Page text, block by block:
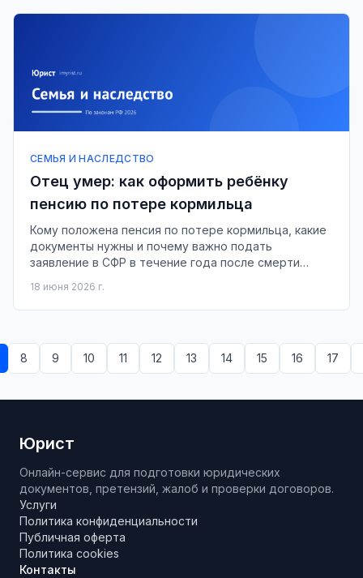
СЕМЬЯ И НАСЛЕДСТВО
Отец умер: как оформить ребёнку
пенсию по потере кормильца
Кому положена пенсия по потере кормильца, какие
документы нужны и почему важно подать
заявление в СФР в течение года после смерти
18 июня 2026 г.
8 9 10 11 12 13 14 15 16 17
Юрист
Онлайн-сервис для подготовки юридических
документов, претензий, жалоб и проверки договоров.
Услуги
Политика конфиденциальности
Публичная оферта
Политика cookies
Контакты